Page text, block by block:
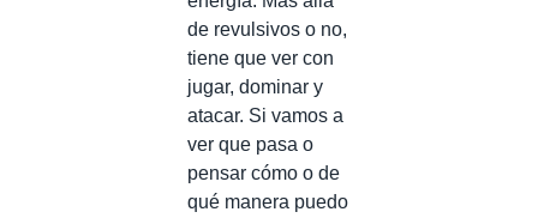
de revulsivos o no,
tiene que ver con
jugar, dominar y
atacar. Si vamos a
ver que pasa o
pensar cómo o de
qué manera puedo